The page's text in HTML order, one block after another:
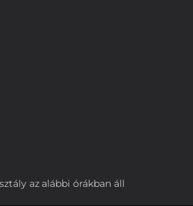
az alábbi órákban áll